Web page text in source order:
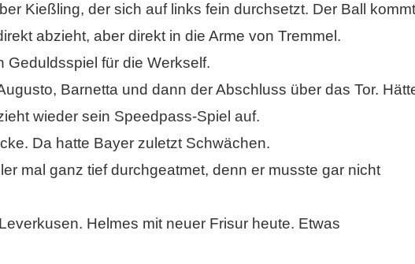
Kießling, der sich auf links fein durchsetzt. Der Ball kommt
abzieht, aber direkt in die Arme von Tremmel.
Geduldsspiel für die Werkself.
Barnetta und dann der Abschluss über das Tor.
wieder sein Speedpass-Spiel auf.
Da hatte Bayer zuletzt Schwächen.
mal ganz tief durchgeatmet, denn er musste gar nicht
Helmes mit neuer Frisur heute. Etwas